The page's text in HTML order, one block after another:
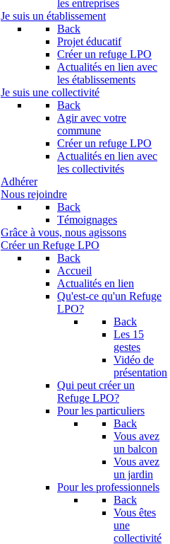
les entreprises
Je suis un établissement
Back
Projet éducatif
Créer un refuge LPO
Actualités en lien avec
les établissements
Je suis une collectivité
Back
Agir avec votre
commune
Créer un refuge LPO
Actualités en lien avec
les collectivités
Adhérer
Nous rejoindre
Back
Témoignages
Grâce à vous, nous agissons
Créer un Refuge LPO
Back
Accueil
Actualités en lien
Qu'est-ce qu'un Refuge
LPO?
Back
Les 15
gestes
Vidéo de
présentation
Qui peut créer un
Refuge LPO?
Pour les particuliers
Back
Vous avez
un balcon
Vous avez
un jardin
Pour les professionnels
Back
Vous êtes
une
collectivité